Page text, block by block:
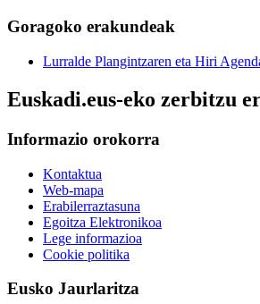
Goragoko erakundeak
Lurralde Plangintzaren eta Hiri
Euskadi.eus-eko zerbitzu
Informazio orokorra
Kontaktua
Web-mapa
Erabilerraztasuna
Egoitza Elektronikoa
Lege informazioa
Cookie politika
Eusko Jaurlaritza